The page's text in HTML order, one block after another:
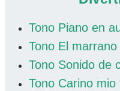
Tono Piano en
Tono El
Tono Sonido de
Tono Carino